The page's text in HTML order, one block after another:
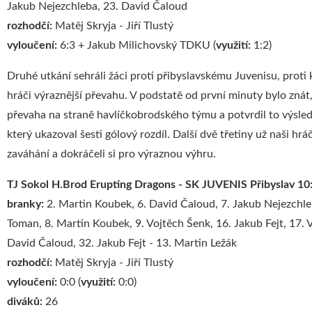
Jakub Nejezchleba, 23. David Čaloud
rozhodčí: Matěj Skryja - Jiří Tlustý
vyloučení: 6:3 + Jakub Milichovský TDKU (využití: 1:2)
Druhé utkání sehráli žáci proti přibyslavskému Juvenisu, proti
hráči výraznější převahu. V podstatě od první minuty bylo
převaha na straně havlíčkobrodského týmu a potvrdil to
který ukazoval šesti gólový rozdíl. Další dvě třetiny už naši
zaváhání a dokráčeli si pro výraznou výhru.
TJ Sokol H.Brod Erupting Dragons - SK JUVENIS Přibyslav
branky: 2. Martin Koubek, 6. David Čaloud, 7. Jakub
Toman, 8. Martin Koubek, 9. Vojtěch Šenk, 16. Jakub Fejt, 17.
David Čaloud, 32. Jakub Fejt - 13. Martin Ležák
rozhodčí: Matěj Skryja - Jiří Tlustý
vyloučení: 0:0 (využití: 0:0)
diváků: 26